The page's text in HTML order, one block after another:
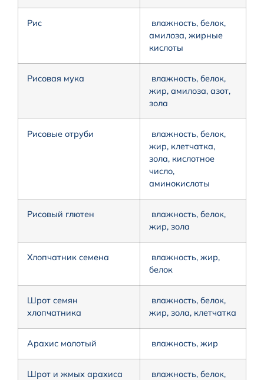
Рис
влажность, белок,
амилоза, жирные
кислоты
Рисовая мука
влажность, белок,
жир, амилоза, азот,
зола
Рисовые отруби
влажность, белок,
жир, клетчатка,
зола, кислотное
число,
аминокислоты
Рисовый глютен
влажность, белок,
жир, зола
Хлопчатник семена
влажность, жир,
белок
Шрот семян
хлопчатника
влажность, белок,
жир, зола, клетчатка
Арахис молотый влажность, жир
Шрот и жмых арахиса
влажность, белок,